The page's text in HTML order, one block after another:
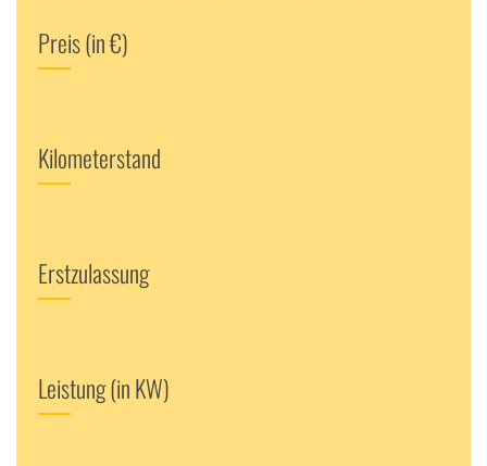
Preis (in €)
Kilometerstand
Erstzulassung
Leistung (in KW)